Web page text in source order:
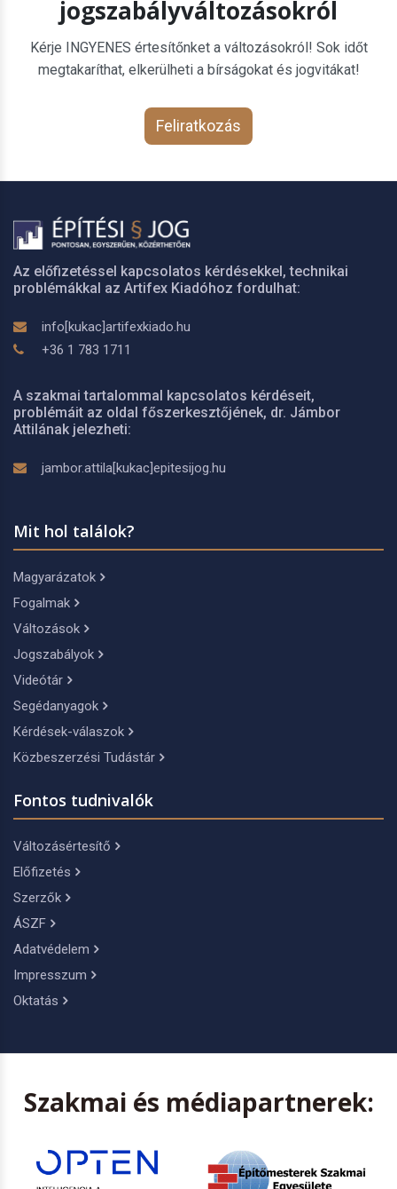
jogszabályváltozásokról
Kérje INGYENES értesítőnket a változásokról! Sok időt
megtakaríthat, elkerülheti a bírságokat és jogvitákat!
Feliratkozás
Az előfizetéssel kapcsolatos kérdésekkel, technikai
problémákkal az Artifex Kiadóhoz fordulhat:
info[kukac]artifexkiado.hu
+36 1 783 1711
A szakmai tartalommal kapcsolatos kérdéseit,
problémáit az oldal főszerkesztőjének, dr. Jámbor
Attilának jelezheti:
jambor.attila[kukac]epitesijog.hu
Mit hol találok?
Magyarázatok
Fogalmak
Változások
Jogszabályok
Videótár
Segédanyagok
Kérdések-válaszok
Közbeszerzési Tudástár
Fontos tudnivalók
Változásértesítő
Előfizetés
Szerzők
ÁSZF
Adatvédelem
Impresszum
Oktatás
Szakmai és médiapartnerek: